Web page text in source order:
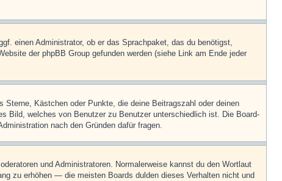
einen Administrator, ob er das Sprachpaket, das du benötigst,
der phpBB Group gefunden werden (siehe Link am Ende jeder
Kästchen oder Punkte, die deine Beitragszahl oder deinen
Bild, welches von Benutzer zu Benutzer unterschiedlich ist. Die Board-
nach den Gründen dafür fragen.
und Administratoren. Normalerweise kannst du den Wortlaut
zu erhöhen — die meisten Boards dulden dieses Verhalten nicht und